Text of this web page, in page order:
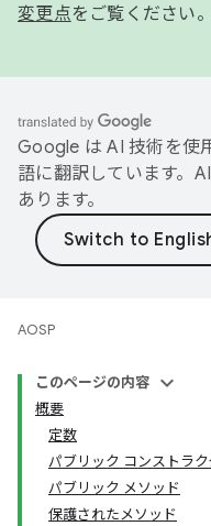
変更点をご覧ください。
Google は AI 技術を使
語に翻訳しています。
あります。
AOSP
このページの内容
概要
定数
パブリック コンストラク
パブリック メソッド
保護されたメソッド